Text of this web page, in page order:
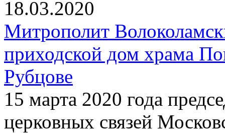
18.03.2020
Митрополит
приходской дом храма
Рубцове
15 марта 2020 года
церковных связей